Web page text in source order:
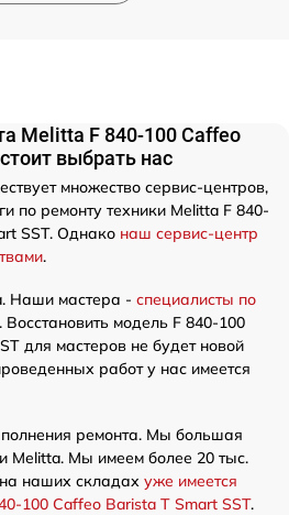
Melitta F 840-100 Caffeo
выбрать нас
множество сервис-центров,
по ремонту техники Melitta F 840-
SST. Однако наш сервис-центр
.
Наши мастера - специалисты по
. Восстановить модель F 840-100
для мастеров не будет новой
работ у нас имеется
ремонта. Мы большая
Melitta. Мы имеем более 20 тыс.
наших складах уже имеется
100 Caffeo Barista T Smart SST.